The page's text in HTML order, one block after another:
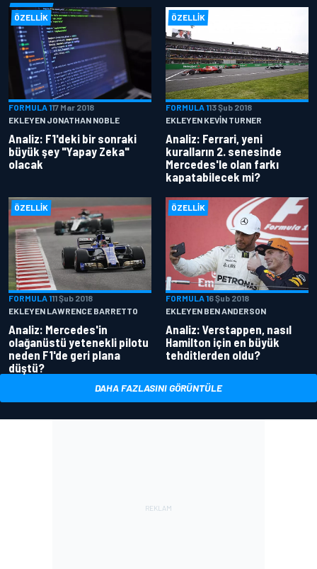
ÖZELLIK
FORMULA 117 Mar 2018
EKLEYEN JONATHAN NOBLE
Analiz: F1'deki bir sonraki
büyük şey "Yapay Zeka"
olacak
ÖZELLIK
FORMULA 113 Şub 2018
EKLEYEN KEVIN TURNER
Analiz: Ferrari, yeni
kuralların 2. senesinde
Mercedes'le olan farkı
kapatabilecek mi?
ÖZELLIK
FORMULA 111 Şub 2018
EKLEYEN LAWRENCE BARRETTO
Analiz: Mercedes'in
olağanüstü yetenekli pilotu
neden F1'de geri plana
düştü?
ÖZELLIK
FORMULA 16 Şub 2018
EKLEYEN BEN ANDERSON
Analiz: Verstappen, nasıl
Hamilton için en büyük
tehditlerden oldu?
DAHA FAZLASINI GÖRÜNTÜLE